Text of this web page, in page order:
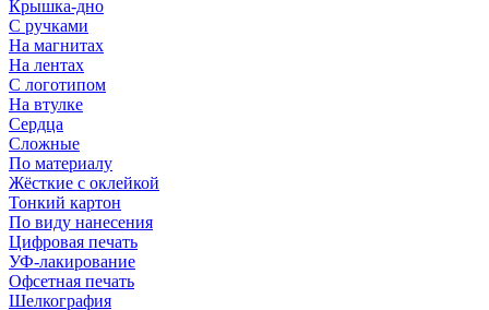
Крышка-дно
С ручками
На магнитах
На лентах
С логотипом
На втулке
Сердца
Сложные
По материалу
Жёсткие с оклейкой
Тонкий картон
По виду нанесения
Цифровая печать
УФ-лакирование
Офсетная печать
Шелкография